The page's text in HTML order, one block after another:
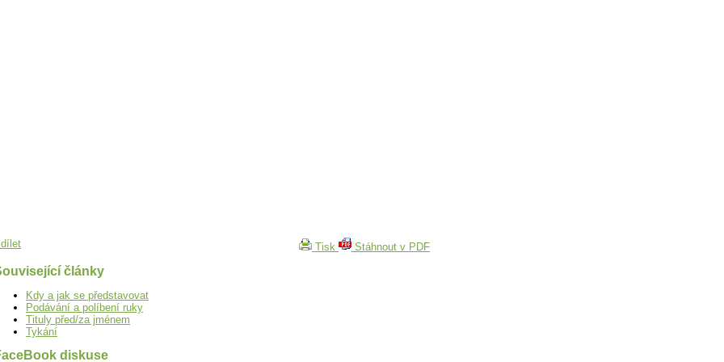
Tisk Stáhnout v PDF
články
Kdy a jak se představovat
Podávání a políbení ruky
Tituly před/za jménem
Tykání
diskuse